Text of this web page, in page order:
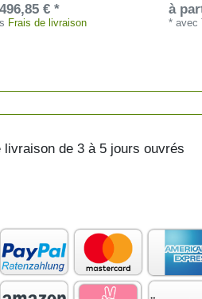
€ *
Frais de livraison
à
*avec
livraison de 3 à 5 jours ouvrés